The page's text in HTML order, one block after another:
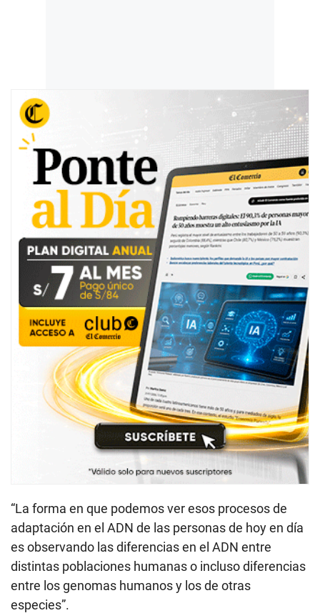
“La forma en que podemos ver esos procesos de
adaptación en el ADN de las personas de hoy en día
es observando las diferencias en el ADN entre
distintas poblaciones humanas o incluso diferencias
entre los genomas humanos y los de otras
especies”.